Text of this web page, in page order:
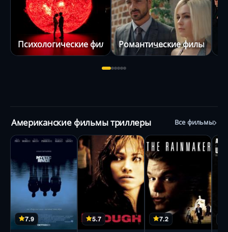
Психологические фильмыРомантические фильмы
Американские фильмы триллеры Все фильмы
7.9 5.7 7.2